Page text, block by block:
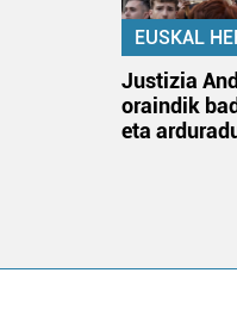
EUSKAL
Justizia
oraindik
eta